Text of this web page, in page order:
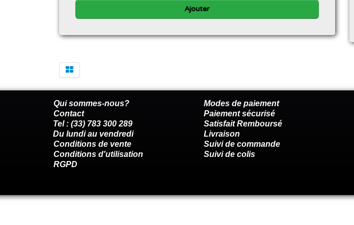
Ajouter
Qui sommes-nous?
Contact
Tel : (33) 783 300 289
Du lundi au vendredi
Conditions de vente
Conditions d'utilisation
RGPD
Modes de paiement
Paiement sécurisé
Satisfait Remboursé
Livraison
Suivi de commande
Suivi de colis